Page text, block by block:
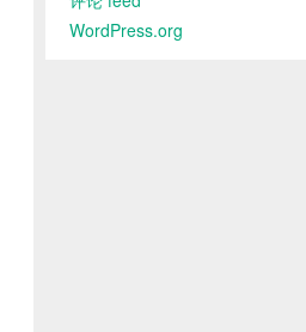
WordPress.org